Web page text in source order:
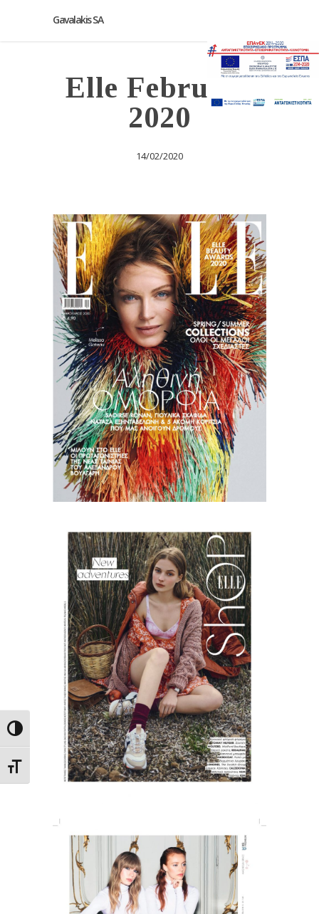
Εναλλαγή Υψηλής Αντίθεσης
Εναλλαγή Μεγέθους Γραμμάτων
Gavalakis SA
Elle February
2020
14/02/2020